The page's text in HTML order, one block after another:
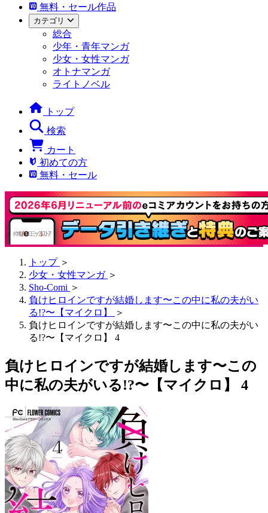
無料・セール作品
カテゴリ
総合
少年・青年マンガ
少女・女性マンガ
オトナマンガ
ライトノベル
トップ
検索
カート
初めての方
無料・セール
トップ ＞
少女・女性マンガ ＞
Sho-Comi ＞
負けヒロインですが結婚します〜この中に私の夫がい
る!?〜【マイクロ】
＞
負けヒロインですが結婚します〜この中に私の夫がい
る!?〜【マイクロ】 4
負けヒロインですが結婚します〜この
中に私の夫がいる!?〜【マイクロ】 4